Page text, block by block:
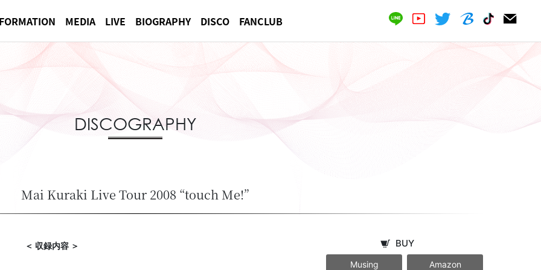
MEDIA LIVE BIOGRAPHY DISCO FANCLUB
DISCOGRAPHY
Mai Kuraki Live Tour 2008 “touch Me!”
＜ 収録内容 ＞ BUY
Musing Amazon